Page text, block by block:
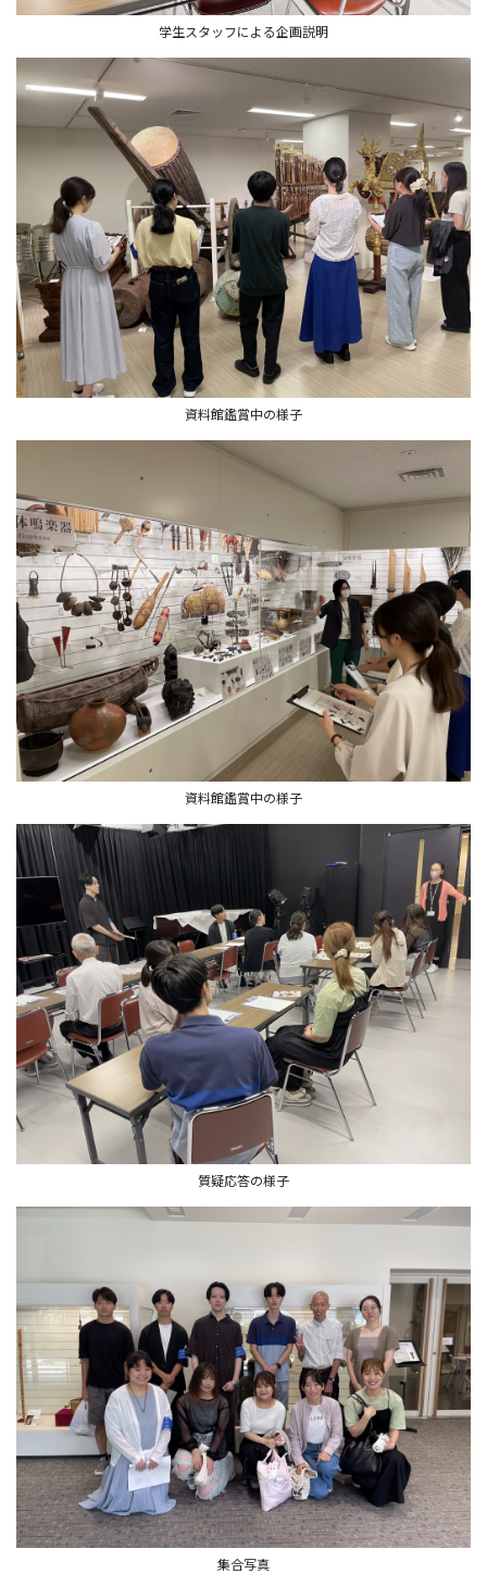
学生スタッフによる企画説明
資料館鑑賞中の様子
資料館鑑賞中の様子
質疑応答の様子
集合写真